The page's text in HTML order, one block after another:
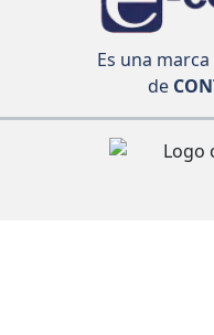
Es una
de